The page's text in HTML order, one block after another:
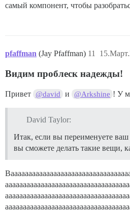
самый компонент, чтобы
pfaffman (Jay Pfaffman) 11
Видим проблеск надежды!
Привет @david и @Arkshine ! У
David Taylor:
Итак, если вы переименуете
вы сможете делать такие вещи,